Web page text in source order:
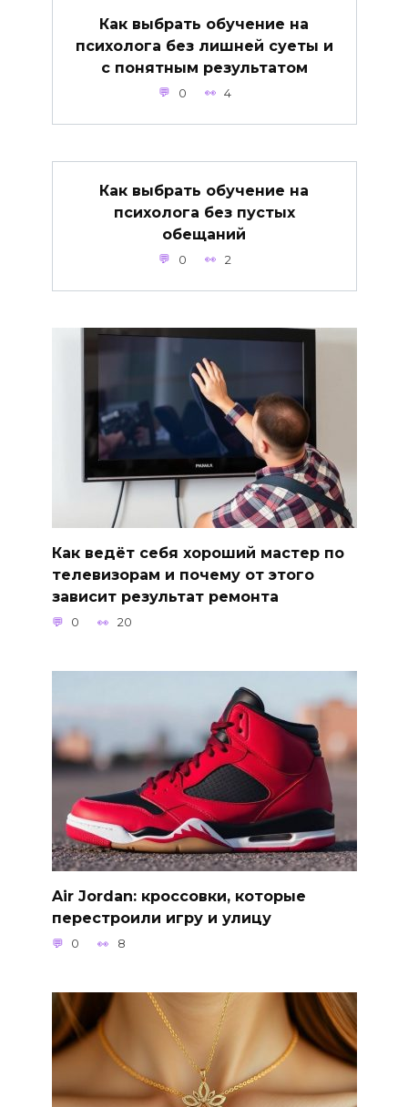
Как выбрать обучение на
психолога без лишней суеты и
с понятным результатом
0 4
Как выбрать обучение на
психолога без пустых
обещаний
0 2
Как ведёт себя хороший мастер по
телевизорам и почему от этого
зависит результат ремонта
0 20
Air Jordan: кроссовки, которые
перестроили игру и улицу
0 8